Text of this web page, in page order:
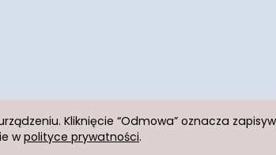
Kliknięcie “Odmowa” oznacza
wpolityce prywatności.